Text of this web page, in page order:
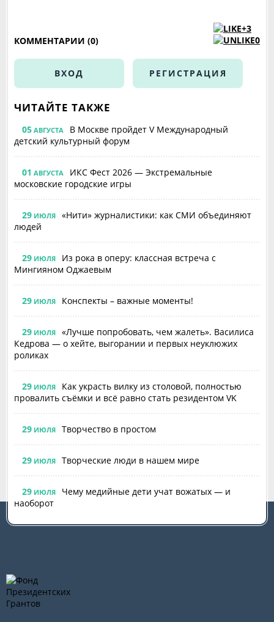
+3
0
КОММЕНТАРИИ (0)
ВХОД РЕГИСТРАЦИЯ
ЧИТАЙТЕ ТАКЖЕ
05 АВГУСТА
В Москве пройдет V Международный
детский культурный форум
01 АВГУСТА
ИКС Фест 2026 — Экстремальные
московские городские игры
29 ИЮЛЯ
«Нити» журналистики: как СМИ объединяют
людей
29 ИЮЛЯ
Из рока в оперу: классная встреча с
Мингияном Оджаевым
29 ИЮЛЯ Конспекты – важные моменты!
29 ИЮЛЯ
«Лучше попробовать, чем жалеть». Василиса
Кедрова — о хейте, выгорании и первых неуклюжих
роликах
29 ИЮЛЯ
Как украсть вилку из столовой, полностью
провалить съёмки и всё равно стать резидентом VK
29 ИЮЛЯ Творчество в простом
29 ИЮЛЯ Творческие люди в нашем мире
29 ИЮЛЯ
Чему медийные дети учат вожатых — и
наоборот